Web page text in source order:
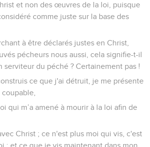
et non des œuvres de la loi, puisque
comme juste sur la base des
à être déclarés justes en Christ,
pécheurs nous aussi, cela signifie-t-il
serviteur du péché ? Certainement pas !
ce que j'ai détruit, je me présente
qui m’a amené à mourir à la loi afin de
Christ ; ce n'est plus moi qui vis, c'est
; et ce que je vis maintenant dans mon